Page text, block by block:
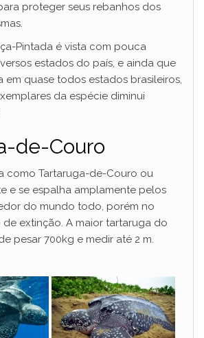
proteger seus rebanhos dos
Pintada é vista com pouca
estados do país, e ainda que
em quase todos estados brasileiros,
da espécie diminui
de-Couro
como Tartaruga-de-Couro ou
e se espalha amplamente pelos
do mundo todo, porém no
de extinção. A maior tartaruga do
pesar 700kg e medir até 2 m.